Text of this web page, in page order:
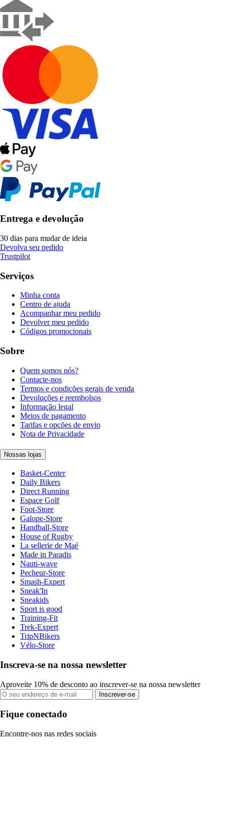
Entrega e devolução
30 dias para mudar de ideia
Devolva seu pedido
Trustpilot
Serviços
Minha conta
Centro de ajuda
Acompanhar meu pedido
Devolver meu pedido
Códigos promocionais
Sobre
Quem somos nós?
Contacte-nos
Termos e condições gerais de venda
Devoluções e reembolsos
Informação legal
Meios de pagamento
Tarifas e opções de envio
Nota de Privacidade
Nossas lojas
Basket-Center
Daily Bikers
Direct Running
Espace Golf
Foot-Store
Galope-Store
Handball-Store
House of Rugby
La sellerie de Maé
Made in Paradis
Nauti-wave
Pecheur-Store
Smash-Expert
Sneak'In
Sneakids
Sport is good
Training-Fit
Trek-Expert
TripNBikers
Vélo-Store
Inscreva-se na nossa newsletter
Aproveite 10% de desconto ao inscrever-se na nossa newsletter
Inscrever-se
Fique conectado
Encontre-nos nas redes sociais